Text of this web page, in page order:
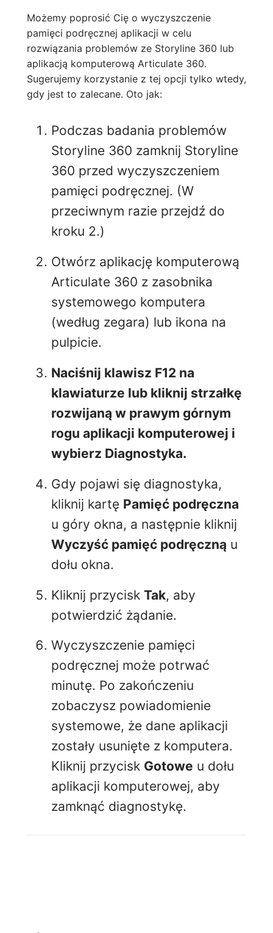
Możemy poprosić Cię o wyczyszczenie
pamięci podręcznej aplikacji w celu
rozwiązania problemów ze Storyline 360 lub
aplikacją komputerową Articulate 360.
Sugerujemy korzystanie z tej opcji tylko wtedy,
gdy jest to zalecane. Oto jak:
Podczas badania problemów
Storyline 360 zamknij Storyline
360 przed wyczyszczeniem
pamięci podręcznej. (W
przeciwnym razie przejdź do
kroku 2.)
Otwórz aplikację komputerową
Articulate 360 z zasobnika
systemowego komputera
(według zegara) lub ikona na
pulpicie.
Naciśnij klawisz F12 na
klawiaturze lub kliknij strzałkę
rozwijaną w prawym górnym
rogu aplikacji komputerowej i
wybierz Diagnostyka.
Gdy pojawi się diagnostyka,
kliknij kartę Pamięć podręczna
u góry okna, a następnie kliknij
Wyczyść pamięć podręczną u
dołu okna.
Kliknij przycisk Tak, aby
potwierdzić żądanie.
Wyczyszczenie pamięci
podręcznej może potrwać
minutę. Po zakończeniu
zobaczysz powiadomienie
systemowe, że dane aplikacji
zostały usunięte z komputera.
Kliknij przycisk Gotowe u dołu
aplikacji komputerowej, aby
zamknąć diagnostykę.